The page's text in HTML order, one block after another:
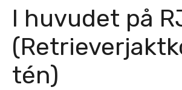
I huvudet på
tén)